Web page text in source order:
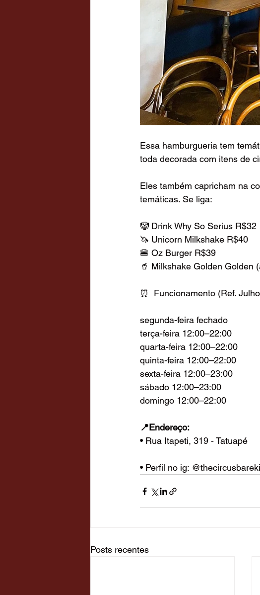
Essa hamburgueria tem
toda decorada com itens de
Eles também capricham na
temáticas. Se liga:
🤡 Drink Why So Serius R$32
🦄 Unicorn Milkshake R$40
🍔 Oz Burger R$39
🥤 Milkshake Golden Golden
⏰  Funcionamento (Ref.
segunda-feira fechado
terça-feira 12:00–22:00
quarta-feira 12:00–22:00
quinta-feira 12:00–22:00
sexta-feira 12:00–23:00
sábado 12:00–23:00
domingo 12:00–22:00
📍Endereço:
• Rua Itapeti, 319 - Tatuapé
• Perfil no ig:
Posts recentes